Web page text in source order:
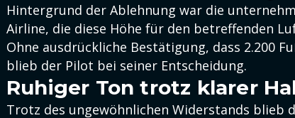
Hintergrund der Ablehnung war die
Airline, die diese Höhe für den betreffenden
Ohne ausdrückliche Bestätigung, dass 2.200
blieb der Pilot bei seiner Entscheidung.
Ruhiger Ton trotz klarer
Trotz des ungewöhnlichen Widerstands blieb